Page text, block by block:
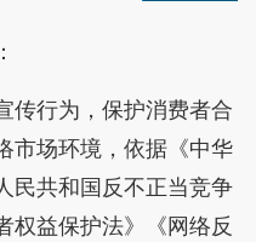
传行为，保护消费者合
市场环境，依据《中华
民共和国反不正当竞争
权益保护法》《网络反